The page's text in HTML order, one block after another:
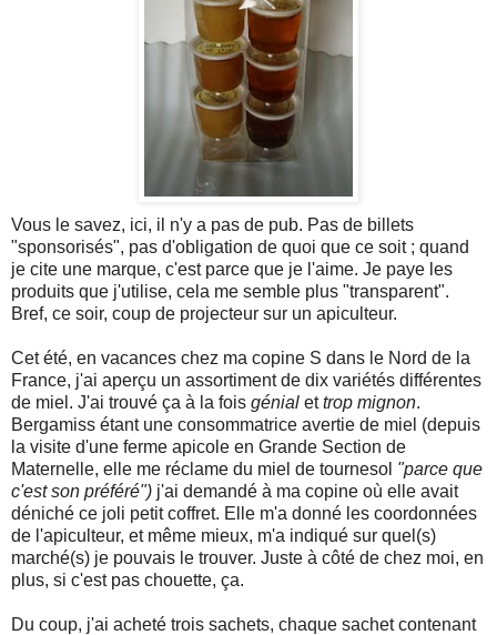
Vous le savez, ici, il n'y a pas de pub. Pas de billets
"sponsorisés", pas d'obligation de quoi que ce soit ; quand
je cite une marque, c'est parce que je l'aime. Je paye les
produits que j'utilise, cela me semble plus "transparent".
Bref, ce soir, coup de projecteur sur un apiculteur.
Cet été, en vacances chez ma copine S dans le Nord de la
France, j'ai aperçu un assortiment de dix variétés différentes
de miel. J'ai trouvé ça à la fois génial ettrop mignon.
Bergamiss étant une consommatrice avertie de miel (depuis
la visite d'une ferme apicole en Grande Section de
Maternelle, elle me réclame du miel de tournesol "parce que
c'est son préféré") j'ai demandé à ma copine où elle avait
déniché ce joli petit coffret. Elle m'a donné les coordonnées
de l'apiculteur, et même mieux, m'a indiqué sur quel(s)
marché(s) je pouvais le trouver. Juste à côté de chez moi, en
plus, si c'est pas chouette, ça.
Du coup, j'ai acheté trois sachets, chaque sachet contenant